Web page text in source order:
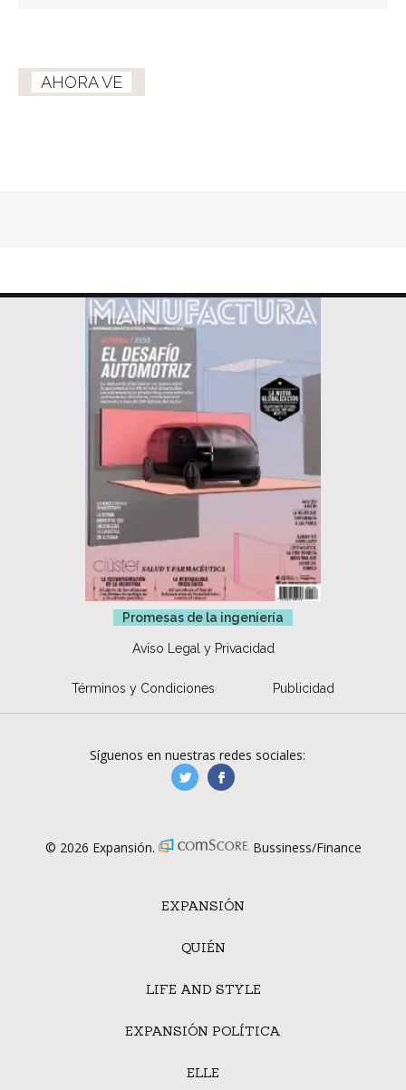
AHORA VE
Promesas de la ingeniería
Aviso Legal y Privacidad
Términos y Condiciones Publicidad
EXPANSIÓN
QUIÉN
LIFE AND STYLE
EXPANSIÓN POLÍTICA
ELLE
Síguenos en nuestras redes sociales:
manufacturaGE
© 2026 Expansión. Bussiness/Finance